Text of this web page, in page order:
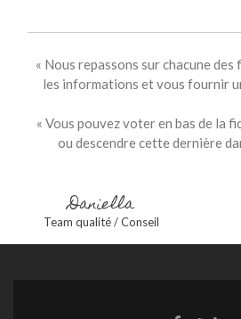
« Nous repassons sur chacune des
les informations et vous fournir
« Vous pouvez voter en bas de la
ou descendre cette dernière
Daniella
Team qualité / Conseil